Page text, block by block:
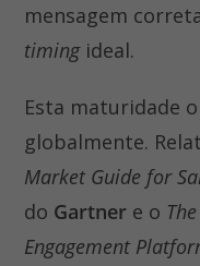
mensagem
timingideal.
Esta maturidade
globalmente.
Market Guide for
do Gartner e o
Engagement